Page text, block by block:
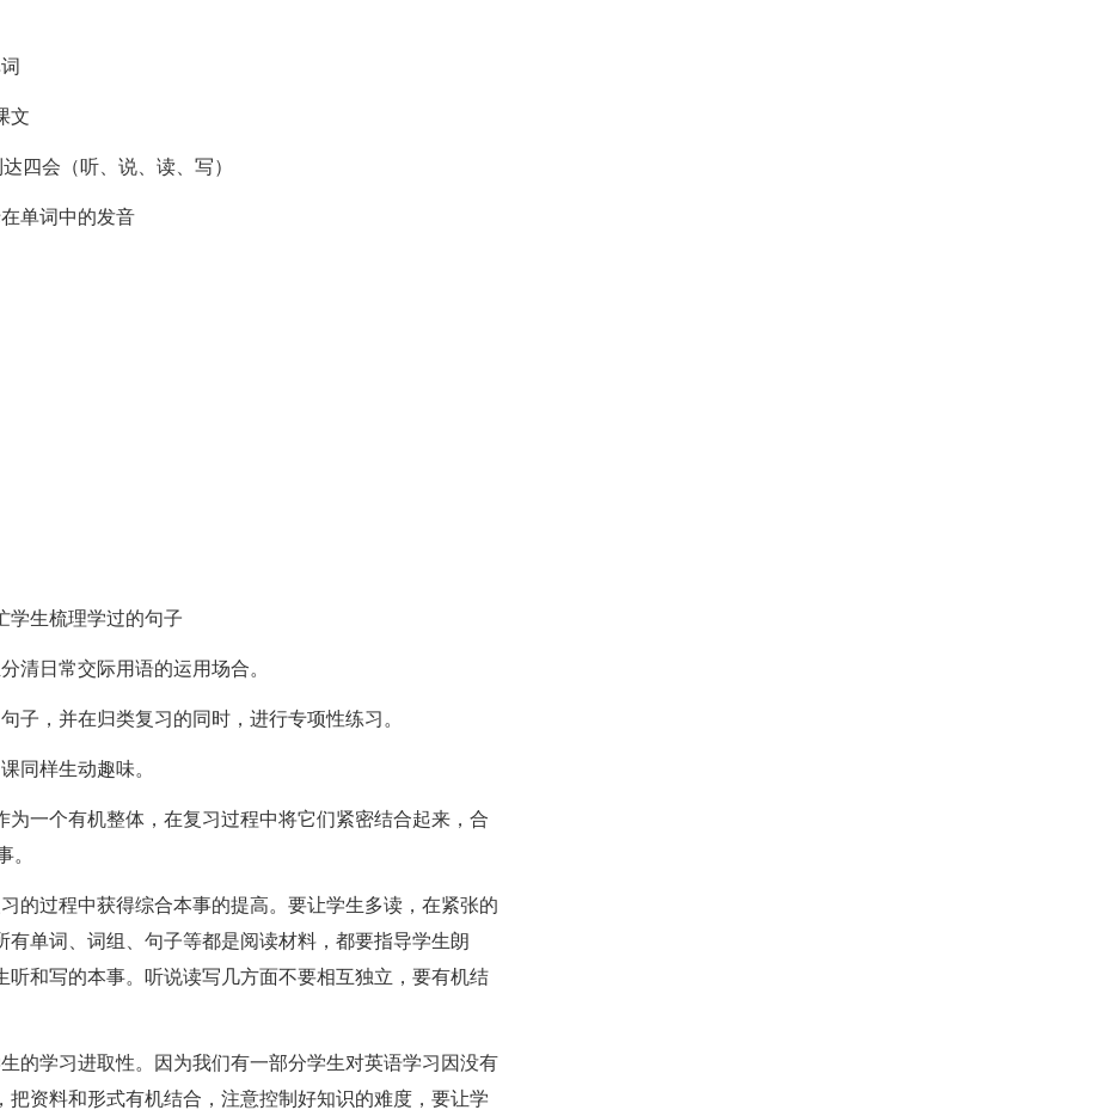
文
四会（听、说、读、写）
单词中的发音
生梳理学过的句子
日常交际用语的运用场合。
，并在归类复习的同时，进行专项性练习。
样生动趣味。
一个有机整体，在复习过程中将它们紧密结合起来，合
。
过程中获得综合本事的提高。要让学生多读，在紧张的
单词、词组、句子等都是阅读材料，都要指导学生朗
和写的本事。听说读写几方面不要相互独立，要有机结
学习进取性。因为我们有一部分学生对英语学习因没有
资料和形式有机结合，注意控制好知识的难度，要让学